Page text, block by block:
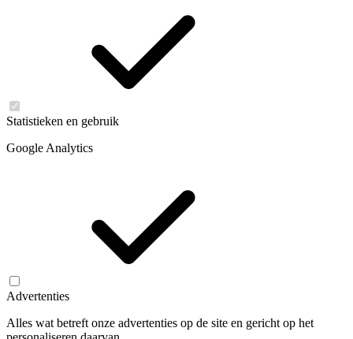
Statistieken en gebruik
Google Analytics
Advertenties
Alles wat betreft onze advertenties op de site en gericht op het